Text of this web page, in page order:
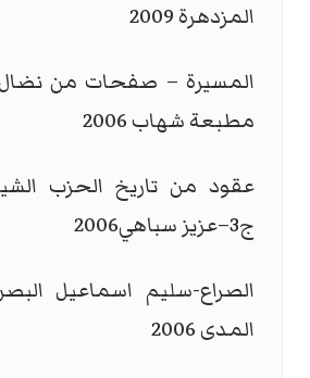
المزدهرة 2009
المسيرة – صفحات من
مطبعة شهاب 2006
عقود من تاريخ الحزب
ج3–عزيز سباهي2006
الصراع-سليم اسماعيل
المدى 2006